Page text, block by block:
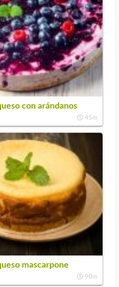
con arándanos
45m
mascarpone
90m